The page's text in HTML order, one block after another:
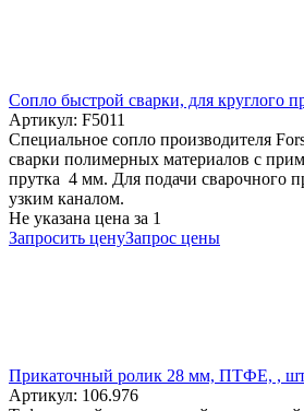
Cопло быстрой сварки, для круглого
Артикул: F5011
Специальное сопло производителя
сварки полимерных материалов с
прутка 4 мм. Для подачи сварочного
узким каналом.
Не указана цена за 1
Запросить ценуЗапрос цены
Прикаточный ролик 28 мм, ПТФЕ, ,
Артикул: 106.976